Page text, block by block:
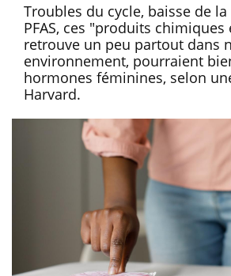
Troubles du cycle, baisse de
PFAS, ces "produits
retrouve un peu partout dans
environnement, pourraient
hormones féminines, selon
Harvard.